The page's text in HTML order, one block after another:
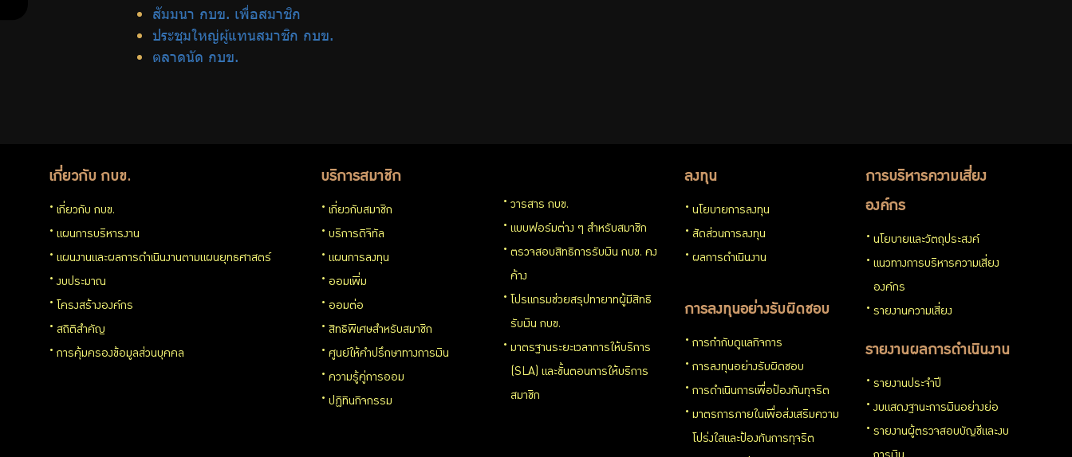
สมาชิก
ศูนย์ให้
คำ
ปรึกษา
สัมมนา กบข. เพื่อสมาชิก
ประชุมใหญ่ผู้แทนสมาชิก กบข.
ตลาดนัด กบข.
เกี่ยวกับ กบข.
เกี่ยวกับ กบข.
แผนการบริหารงาน
แผนงานและผลการดำเนินงานตามแผนยุทธศาสตร์
งบประมาณ
โครงสร้างองค์กร
สถิติสำคัญ
การคุ้มครองข้อมูลส่วนบุคคล
บริการสมาชิก
เกี่ยวกับสมาชิก
บริการดิจิทัล
แผนการลงทุน
ออมเพิ่ม
ออมต่อ
สิทธิพิเศษสำหรับสมาชิก
ศูนย์ให้คำปรึกษาทางการเงิน
ความรู้คู่การออม
ปฏิทินกิจกรรม
วารสาร กบข.
แบบฟอร์มต่าง ๆ สำหรับสมาชิก
ตรวจสอบสิทธิการรับเงิน กบข. คง
ค้าง
โปรแกรมช่วยสรุปทายาทผู้มีสิทธิ
รับเงิน กบข.
มาตรฐานระยะเวลาการให้บริการ
(SLA) และขั้นตอนการให้บริการ
สมาชิก
ลงทุน
นโยบายการลงทุน
สัดส่วนการลงทุน
ผลการดำเนินงาน
การลงทุนอย่างรับผิดชอบ
การกำกับดูแลกิจการ
การลงทุนอย่างรับผิดชอบ
การดำเนินการเพื่อป้องกันทุจริต
มาตรการภายในเพื่อส่งเสริมความ
โปร่งใสและป้องกันการทุจริต
การบริหารความเสี่ยง
องค์กร
นโยบายและวัตถุประสงค์
แนวทางการบริหารความเสี่ยง
องค์กร
รายงานความเสี่ยง
รายงานผลการดำเนินงาน
รายงานประจำปี
งบแสดงฐานะการเงินอย่างย่อ
รายงานผู้ตรวจสอบบัญชีและงบ